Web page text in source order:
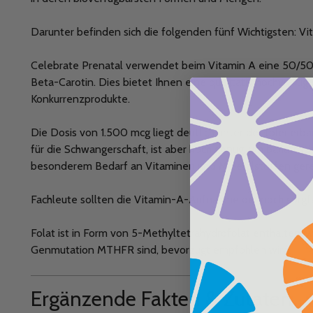
Darunter befinden sich die folgenden fünf Wichtigsten:
Celebrate Prenatal verwendet beim Vitamin A eine 50/
Beta-Carotin. Dies bietet Ihnen eine qualitativ
Konkurrenzprodukte.
Die Dosis von 1.500 mcg liegt deutlich unter der
für die Schwangerschaft, ist aber hoch genug, um
besonderem Bedarf an Vitaminen und Mineralstoffen
Fachleute sollten die Vitamin-A-Aufnahme dennoch
Folat ist in Form von 5-Methyltetrahydrofolat enthalten,
Genmutation MTHFR sind, bevorzugt empfohlen wird.
Ergänzende Fakten & Zutaten